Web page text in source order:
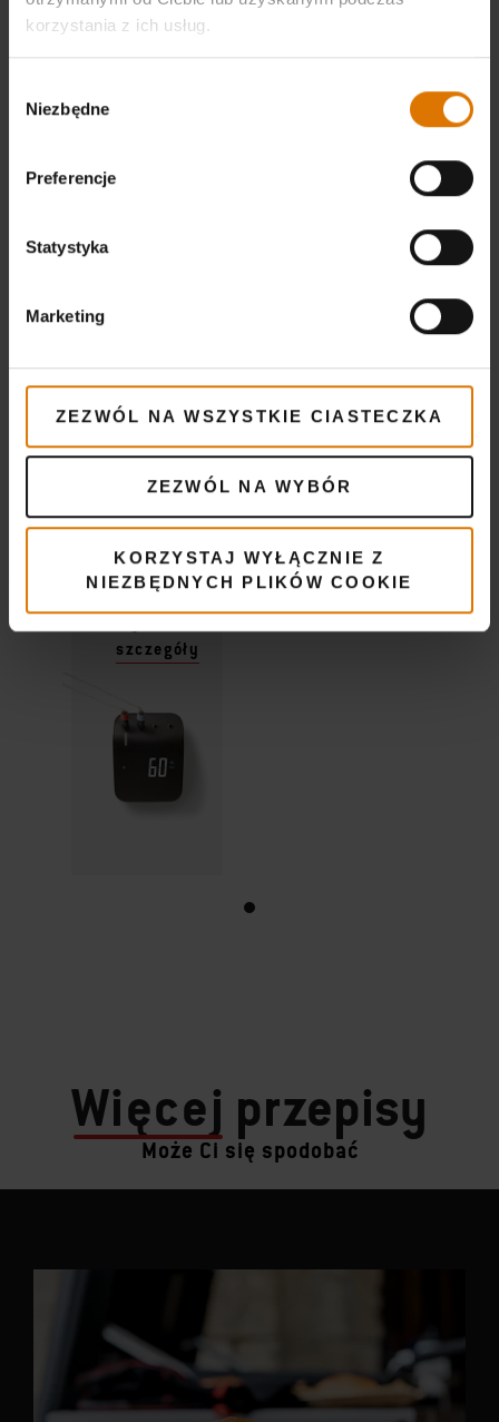
korzystania z ich usług.
zgody
Niezbędne
Preferencje
Statystyka
Marketing
ZEZWÓL NA WSZYSTKIE CIASTECZKA
ZEZWÓL NA WYBÓR
KORZYSTAJ WYŁĄCZNIE Z
NIEZBĘDNYCH PLIKÓW COOKIE
Weber Connect (opcjonalnie)
Zalecane narzędzia
Connect
Grilling Hub
zł 699,00
zł 524,25
szczegóły
Więcej przepisy
Może Ci się spodobać